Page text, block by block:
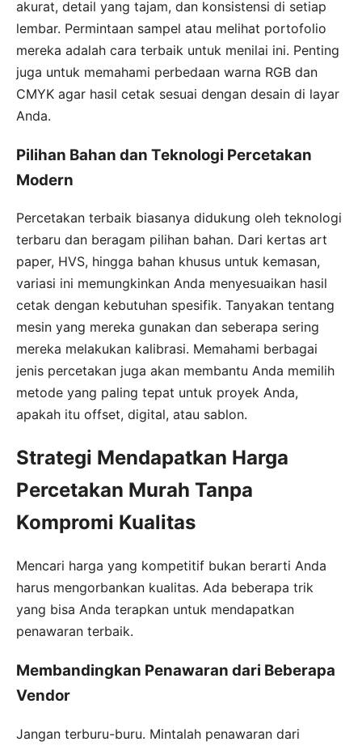
akurat, detail yang tajam, dan konsistensi di setiap
lembar. Permintaan sampel atau melihat portofolio
mereka adalah cara terbaik untuk menilai ini. Penting
juga untuk memahami perbedaan warna RGB dan
CMYK agar hasil cetak sesuai dengan desain di layar
Anda.
Pilihan Bahan dan Teknologi Percetakan
Modern
Percetakan terbaik biasanya didukung oleh teknologi
terbaru dan beragam pilihan bahan. Dari kertas art
paper, HVS, hingga bahan khusus untuk kemasan,
variasi ini memungkinkan Anda menyesuaikan hasil
cetak dengan kebutuhan spesifik. Tanyakan tentang
mesin yang mereka gunakan dan seberapa sering
mereka melakukan kalibrasi. Memahami berbagai
jenis percetakan juga akan membantu Anda memilih
metode yang paling tepat untuk proyek Anda,
apakah itu offset, digital, atau sablon.
Strategi Mendapatkan Harga
Percetakan Murah Tanpa
Kompromi Kualitas
Mencari harga yang kompetitif bukan berarti Anda
harus mengorbankan kualitas. Ada beberapa trik
yang bisa Anda terapkan untuk mendapatkan
penawaran terbaik.
Membandingkan Penawaran dari Beberapa
Vendor
Jangan terburu-buru. Mintalah penawaran dari